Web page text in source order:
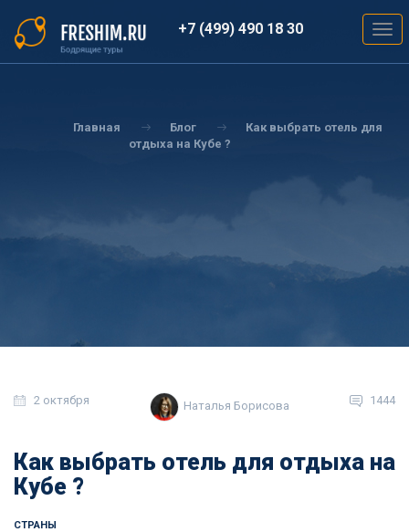
основному
содержанию
+7 (499) 490 18 30
Главная Блог
Как выбрать отель для
отдыха на Кубе ?
2 октября Наталья Борисова 1444
Как выбрать отель для отдыха на
Кубе ?
СТРАНЫ